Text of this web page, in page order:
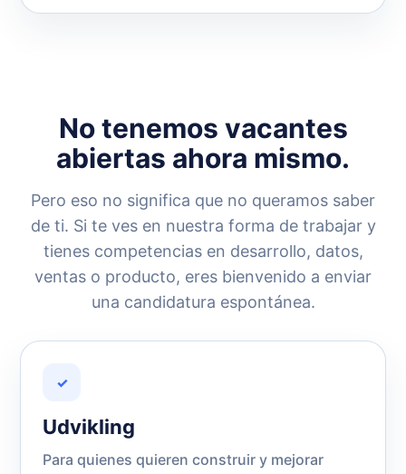
No tenemos vacantes
abiertas ahora mismo.
Pero eso no significa que no queramos saber
de ti. Si te ves en nuestra forma de trabajar y
tienes competencias en desarrollo, datos,
ventas o producto, eres bienvenido a enviar
una candidatura espontánea.
✓
Udvikling
Para quienes quieren construir y mejorar